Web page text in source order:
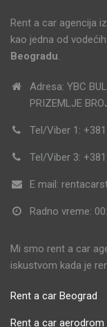
Rent a car agencija
kao jedna od
Beogradu.
Adresa: YBC
PRIZEMLJE
Tel/Viber 1:
Tel/Viber 3:
E mail:
Radno vreme:
Mi smo rent a car
iskustvom kada je
Rent a car Beograd
Rent a car aerodrom